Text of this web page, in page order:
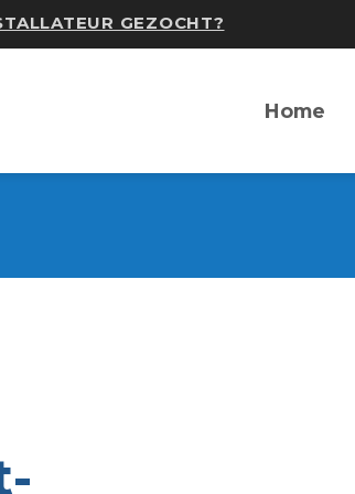
GEZOCHT?
Home